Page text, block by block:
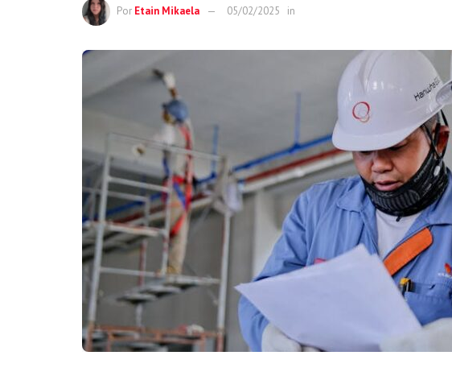
Por Etain Mikaela 05/02/2025 in